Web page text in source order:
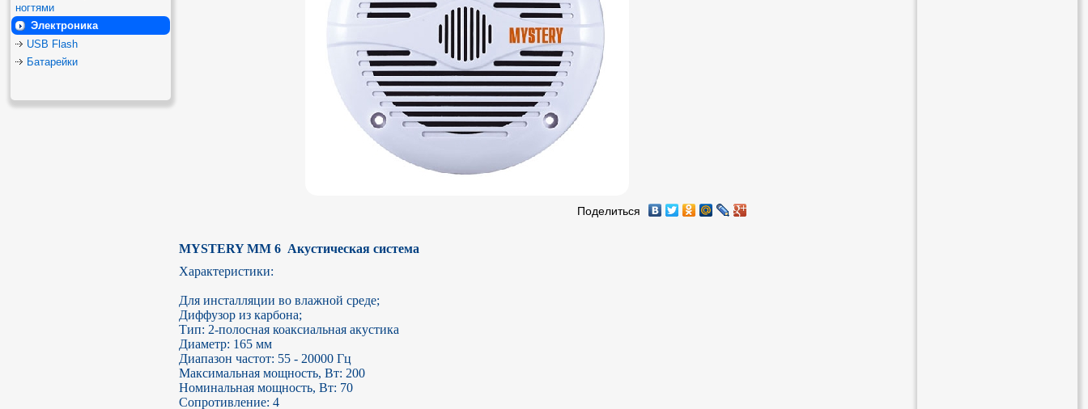
ногтями
Электроника
USB Flash
Батарейки
Поделиться
MYSTERY MM 6  Акустическая система
Характеристики:
Для инсталляции во влажной среде;
Диффузор из карбона;
Тип: 2-полосная коаксиальная акустика
Диаметр: 165 мм
Диапазон частот: 55 - 20000 Гц
Максимальная мощность, Вт: 200
Номинальная мощность, Вт: 70
Сопротивление: 4